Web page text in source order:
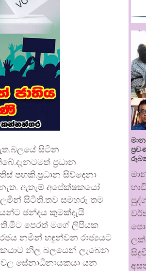
සිටින
ප්‍රධාන
පහකි.ප්‍රධාන සිව්දෙනා
ඇතැම් අපේක්ෂකයෝ
සිටිති.තව සමහරු තම
ඡන්දය කුමක්දැයි
පෙරත් මගේ ලිපියක
නමින් හඳුන්වන රාජ්‍යයට
නිල බලයෙන් ලැබෙන
සේනාධිනායකයා යන